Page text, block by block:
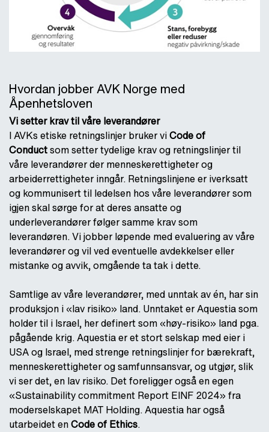
Hvordan jobber AVK Norge med
Åpenhetsloven
Vi setter krav til våre leverandører
I AVKs etiske retningslinjer bruker viCode of
Conductsom setter tydelige krav og retningslinjer til
våre leverandører der menneskerettigheter og
arbeiderrettigheter inngår. Retningslinjene er iverksatt
og kommunisert til ledelsen hos våre leverandører som
igjen skal sørge for at deres ansatte og
underleverandører følger samme krav som
leverandøren. Vi jobber løpende med evaluering av våre
leverandører og vil ved eventuelle avdekkelser eller
mistanke og avvik, omgående ta tak i dette.
Samtlige av våre leverandører, med unntak av én, har sin
produksjon i «lav risiko» land. Unntaket er Aquestia som
holder til i Israel, her definert som «høy-risiko» land pga.
pågående krig. Aquestia er et stort selskap med eier i
USA og Israel, med strenge retningslinjer for bærekraft,
menneskerettigheter og samfunnsansvar, og utgjør, slik
vi ser det, en lav risiko. Det foreligger også en egen
«Sustainability commitment Report EINF 2024» fra
moderselskapet MAT Holding. Aquestia har også
utarbeidet enCode of Ethics.